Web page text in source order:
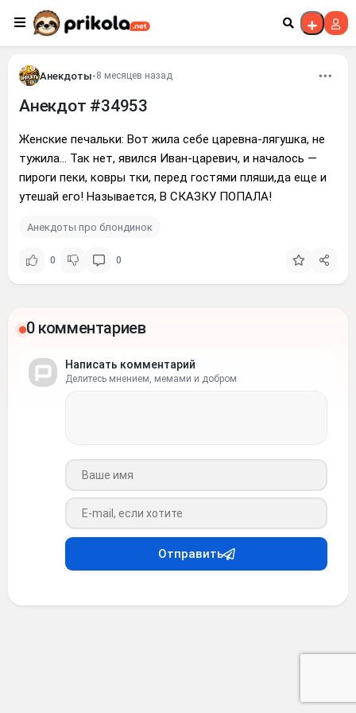
Перейти к контенту
Анекдоты•8 месяцев назад
Анекдот #34953
Женские печальки: Вот жила себе царевна-лягушка, не
тужила... Так нет, явился Иван-царевич, и началось —
пироги пеки, ковры тки, перед гостями пляши,да еще и
утешай его! Называется, В СКАЗКУ ПОПАЛА!
Анекдоты про блондинок
0 0
0 комментариев
Написать комментарий
Делитесь мнением, мемами и добром
Ваше имя
Ваш e-mail
Отправить